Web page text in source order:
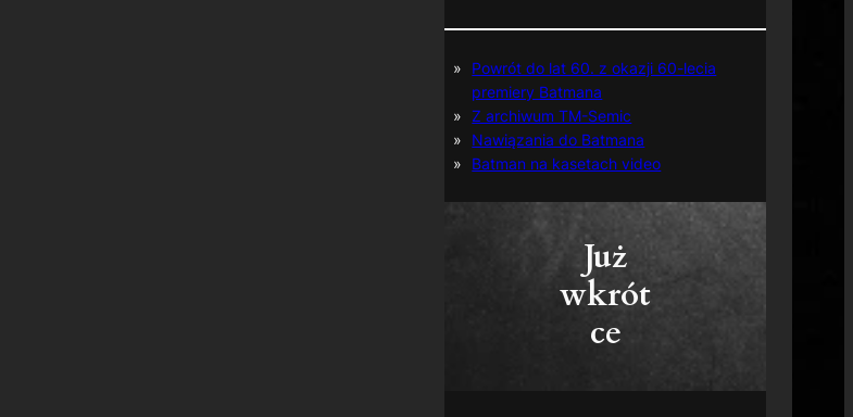
Powrót do lat 60. z okazji 60-lecia
premiery Batmana
Z archiwum TM-Semic
Nawiązania do Batmana
Batman na kasetach video
Już
wkrót
ce